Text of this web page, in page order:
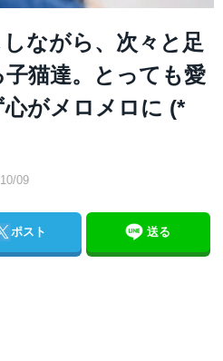
ながら、次々と足
猫達。とっても愛
がメロメロに (*
09
ポスト 送る